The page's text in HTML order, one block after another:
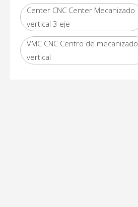
Center CNC Center Mecanizado
vertical 3 eje
VMC CNC Centro de mecanizado
vertical